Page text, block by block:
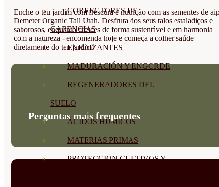
CORRECTORES DE
CARENCIAS
ENRAIZANTES
MADURACIÓN Y ENGORDE
REGENERADORES DEL
SUELO
ÁCIDOS HÚMICOS
MATERIAS PRIMAS
PROTECCIÓN CULTIVOS Y
Enche o teu jardim com frescura e nutrição com as sementes de
Demeter Organic Tall Utah. Desfruta dos seus talos estaladiços e
saborosos, enquanto cresces de forma sustentável e em harmonia
com a natureza - encomenda hoje e começa a colher saúde
diretamente do teu jardim!
Perguntas mais frequentes